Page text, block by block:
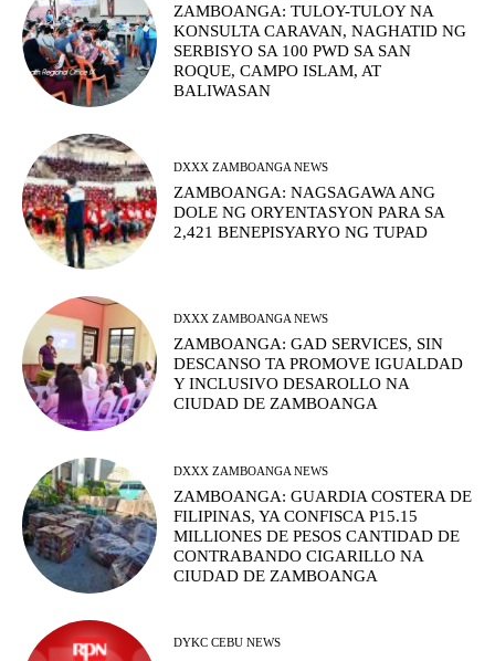
ZAMBOANGA: TULOY-TULOY NA
KONSULTA CARAVAN, NAGHATID NG
SERBISYO SA 100 PWD SA SAN
ROQUE, CAMPO ISLAM, AT
BALIWASAN
DXXX ZAMBOANGA NEWS
ZAMBOANGA: NAGSAGAWA ANG
DOLE NG ORYENTASYON PARA SA
2,421 BENEPISYARYO NG TUPAD
DXXX ZAMBOANGA NEWS
ZAMBOANGA: GAD SERVICES, SIN
DESCANSO TA PROMOVE IGUALDAD
Y INCLUSIVO DESAROLLO NA
CIUDAD DE ZAMBOANGA
DXXX ZAMBOANGA NEWS
ZAMBOANGA: GUARDIA COSTERA DE
FILIPINAS, YA CONFISCA P15.15
MILLIONES DE PESOS CANTIDAD DE
CONTRABANDO CIGARILLO NA
CIUDAD DE ZAMBOANGA
DYKC CEBU NEWS